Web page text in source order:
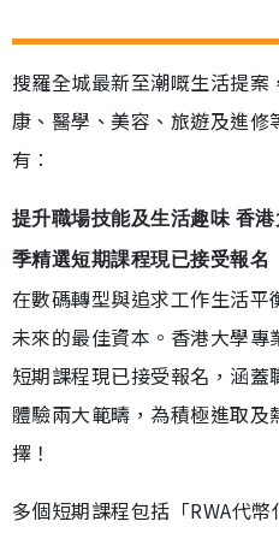
搜羅全城最新至潮嘅生活提
康、醫學、美容、旅遊及進
有︰
提升職場技能及生活趣味 香
季精選短期課程現已接受報名
在數碼轉型與追求工作生活
未來的最佳資本。香港大學
短期課程現已接受報名，涵
體驗兩大範疇，為積極進取
擇！
多個短期課程包括「RWA代